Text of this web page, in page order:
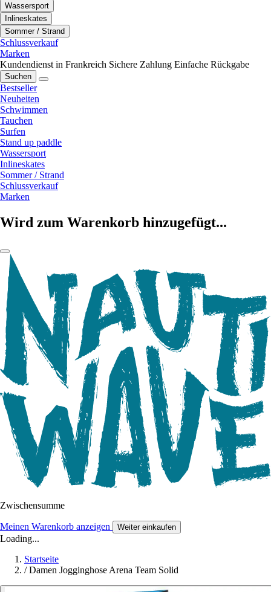
Wassersport
Inlineskates
Sommer / Strand
Schlussverkauf
Marken
Kundendienst in Frankreich Sichere Zahlung Einfache Rückgabe
Suchen
Bestseller
Neuheiten
Schwimmen
Tauchen
Surfen
Stand up paddle
Wassersport
Inlineskates
Sommer / Strand
Schlussverkauf
Marken
Wird zum Warenkorb hinzugefügt...
Zwischensumme
Meinen Warenkorb anzeigen Weiter einkaufen
Loading...
Startseite
/ Damen Jogginghose Arena Team Solid